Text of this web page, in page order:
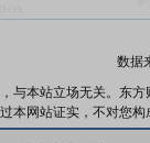
数据
与本站立场无关。东
本网站证实，不对您